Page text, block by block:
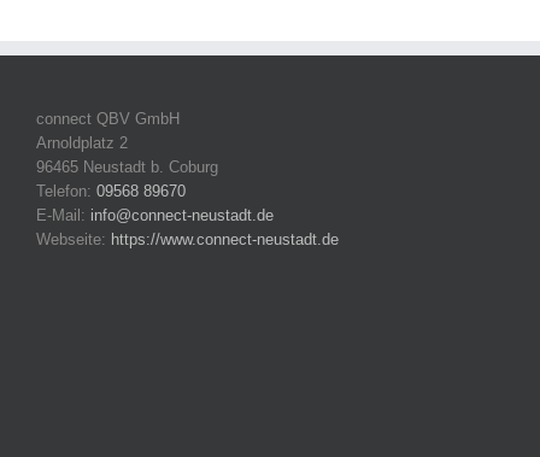
connect QBV GmbH
Arnoldplatz 2
96465 Neustadt b. Coburg
Telefon: 09568 89670
E-Mail: info@connect-neustadt.de
Webseite: https://www.connect-neustadt.de